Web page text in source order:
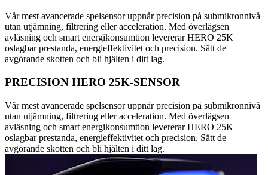
Vår mest avancerade spelsensor uppnår precision på submikronnivå
utan utjämning, filtrering eller acceleration. Med överlägsen
avläsning och smart energikonsumtion levererar HERO 25K
oslagbar prestanda, energieffektivitet och precision. Sätt de
avgörande skotten och bli hjälten i ditt lag.
PRECISION HERO 25K-SENSOR
Vår mest avancerade spelsensor uppnår precision på submikronnivå
utan utjämning, filtrering eller acceleration. Med överlägsen
avläsning och smart energikonsumtion levererar HERO 25K
oslagbar prestanda, energieffektivitet och precision. Sätt de
avgörande skotten och bli hjälten i ditt lag.